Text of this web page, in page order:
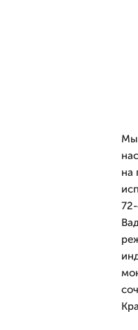
Мы
на